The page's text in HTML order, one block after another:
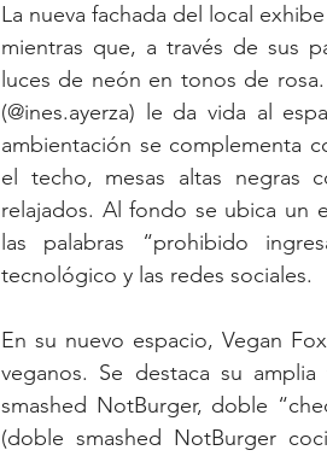
La nueva fachada del local
mientras que, a través de sus
luces de neón en tonos de
(@ines.ayerza) le da vida al
ambientación se complementa
el techo, mesas altas negras
relajados. Al fondo se ubica un
las palabras “prohibido
tecnológico y las redes sociales.
En su nuevo espacio, Vegan
veganos. Se destaca su
smashed NotBurger, doble
(doble smashed NotBurger